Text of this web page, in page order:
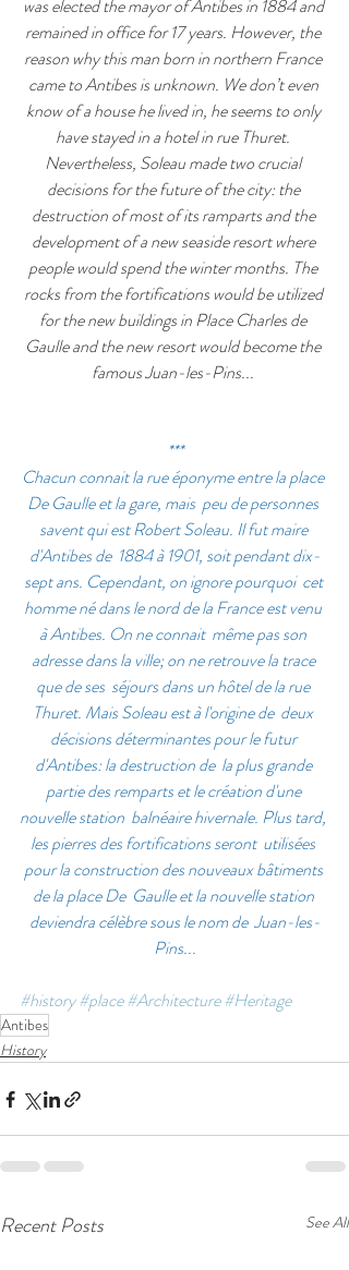
was elected the mayor of Antibes in 1884 and
remained in office for 17 years. However, the
reason why this man born in northern France
came to Antibes is unknown. We don’t even
know of a house he lived in, he seems to only
have stayed in a hotel in rue Thuret.
Nevertheless, Soleau made two crucial
decisions for the future of the city: the
destruction of most of its ramparts and the
development of a new seaside resort where
people would spend the winter months. The
rocks from the fortifications would be utilized
for the new buildings in Place Charles de
Gaulle and the new resort would become the
famous Juan-les-Pins...
***
Chacun connait la rue éponyme entre la place
De Gaulle et la gare, mais  peu de personnes
savent qui est Robert Soleau. Il fut maire
d'Antibes de  1884 à 1901, soit pendant dix-
sept ans. Cependant, on ignore pourquoi  cet
homme né dans le nord de la France est venu
à Antibes. On ne connait  même pas son
adresse dans la ville; on ne retrouve la trace
que de ses  séjours dans un hôtel de la rue
Thuret. Mais Soleau est à l'origine de  deux
décisions déterminantes pour le futur
d'Antibes: la destruction de  la plus grande
partie des remparts et le création d'une
nouvelle station  balnéaire hivernale. Plus tard,
les pierres des fortifications seront  utilisées
pour la construction des nouveaux bâtiments
de la place De  Gaulle et la nouvelle station
deviendra célèbre sous le nom de  Juan-les-
Pins...
#history #place #Architecture #Heritage
Antibes
History
Recent Posts See All